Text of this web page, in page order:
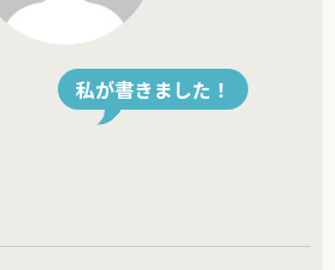
私が書きました！